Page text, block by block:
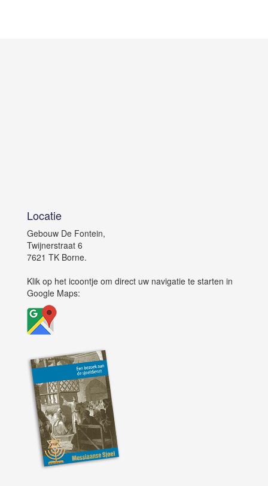
Locatie
Gebouw De Fontein,
Twijnerstraat 6
7621 TK Borne.
Klik op het icoontje om direct uw navigatie te starten in
Google Maps: